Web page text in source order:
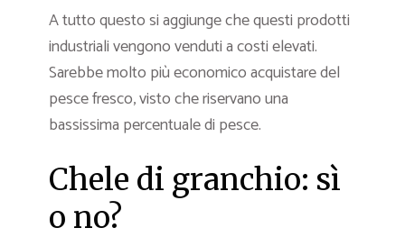
A tutto questo si aggiunge che questi prodotti
industriali vengono venduti a costi elevati.
Sarebbe molto più economico acquistare del
pesce fresco, visto che riservano una
bassissima percentuale di pesce.
Chele di granchio: sì
o no?